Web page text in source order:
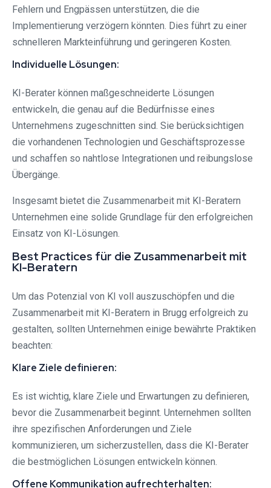
Fehlern und Engpässen unterstützen, die die
Implementierung verzögern könnten. Dies führt zu einer
schnelleren Markteinführung und geringeren Kosten.
Individuelle Lösungen:
KI-Berater können maßgeschneiderte Lösungen
entwickeln, die genau auf die Bedürfnisse eines
Unternehmens zugeschnitten sind. Sie berücksichtigen
die vorhandenen Technologien und Geschäftsprozesse
und schaffen so nahtlose Integrationen und reibungslose
Übergänge.
Insgesamt bietet die Zusammenarbeit mit KI-Beratern
Unternehmen eine solide Grundlage für den erfolgreichen
Einsatz von KI-Lösungen.
Best Practices für die Zusammenarbeit mit
KI-Beratern
Um das Potenzial von KI voll auszuschöpfen und die
Zusammenarbeit mit KI-Beratern in Brugg erfolgreich zu
gestalten, sollten Unternehmen einige bewährte Praktiken
beachten:
Klare Ziele definieren:
Es ist wichtig, klare Ziele und Erwartungen zu definieren,
bevor die Zusammenarbeit beginnt. Unternehmen sollten
ihre spezifischen Anforderungen und Ziele
kommunizieren, um sicherzustellen, dass die KI-Berater
die bestmöglichen Lösungen entwickeln können.
Offene Kommunikation aufrechterhalten: